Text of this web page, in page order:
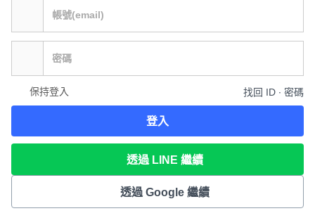
保持登入 找回 ID ∙ 密碼
登入
透過 LINE 繼續
透過 Google 繼續